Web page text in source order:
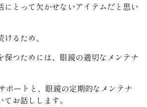
にとって欠かせないアイテムだと思い
るため、
保つためには、眼鏡の適切なメンテナ
ポートと、眼鏡の定期的なメンテナ
お話しします。